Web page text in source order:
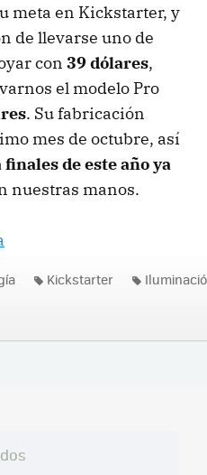
meta en Kickstarter, y
de llevarse uno de
con 39 dólares,
el modelo Pro
. Su fabricación
mes de octubre, así
finales de este año ya
nuestras manos.
Kickstarter